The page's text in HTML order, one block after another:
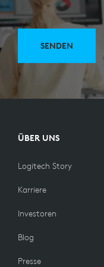
SENDEN
ÜBER UNS
Logitech Story
Karriere
Investoren
Blog
Presse